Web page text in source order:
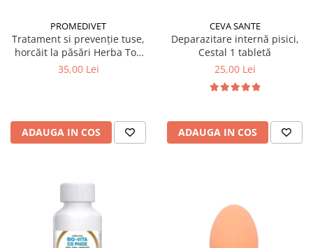
PROMEDIVET
Tratament si prevenție tuse,
horcăit la păsări Herba Top
Pneumo 100 ml
35,00 Lei
ADAUGA IN COS
CEVA SANTE
Deparazitare internă pisici,
Cestal 1 tabletă
25,00 Lei
ADAUGA IN COS